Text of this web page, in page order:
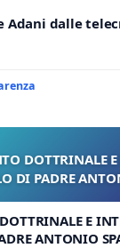
Adani dalle
DOTTRINALE
DI PADRE
E
ANTONIO